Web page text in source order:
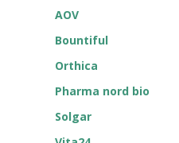
AOV
Bountiful
Orthica
Pharma nord bio
Solgar